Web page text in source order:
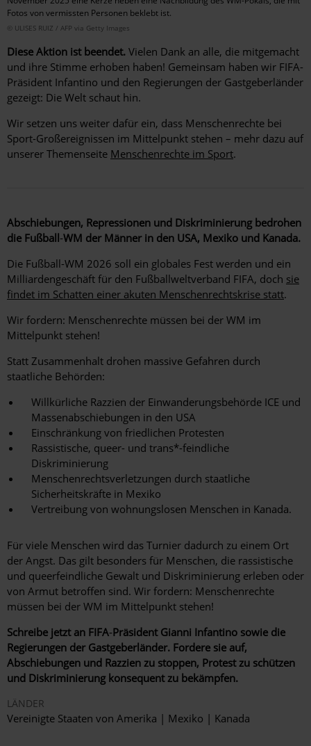
Fotos von vermissten Personen beklebt ist.
© ULISES RUIZ / AFP via Getty Images
Diese Aktion ist beendet. Vielen Dank an alle, die mitgemacht
und ihre Stimme erhoben haben! Gemeinsam haben wir FIFA-
Präsident Infantino und den Regierungen der Gastgeberländer
gezeigt: Die Welt schaut hin.
Wir setzen uns weiter dafür ein, dass Menschenrechte bei
Sport-Großereignissen im Mittelpunkt stehen – mehr dazu auf
unserer Themenseite Menschenrechte im Sport.
Abschiebungen, Repressionen und Diskriminierung bedrohen
die Fußball‑WM der Männer in den USA, Mexiko und Kanada.
Die Fußball-WM 2026 soll ein globales Fest werden und ein
Milliardengeschäft für den Fußballweltverband FIFA, doch sie
findet im Schatten einer akuten Menschenrechtskrise statt.
Wir fordern: Menschenrechte müssen bei der WM im
Mittelpunkt stehen!
Statt Zusammenhalt drohen massive Gefahren durch
staatliche Behörden:
Willkürliche Razzien der Einwanderungsbehörde ICE und
Massenabschiebungen in den USA
Einschränkung von friedlichen Protesten
Rassistische, queer- und trans*-feindliche
Diskriminierung
Menschenrechtsverletzungen durch staatliche
Sicherheitskräfte in Mexiko
Vertreibung von wohnungslosen Menschen in Kanada.
Für viele Menschen wird das Turnier dadurch zu einem Ort
der Angst. Das gilt besonders für Menschen, die rassistische
und queerfeindliche Gewalt und Diskriminierung erleben oder
von Armut betroffen sind. Wir fordern: Menschenrechte
müssen bei der WM im Mittelpunkt stehen!
Schreibe jetzt an FIFA‑Präsident Gianni Infantino sowie die
Regierungen der Gastgeberländer. Fordere sie auf,
Abschiebungen und Razzien zu stoppen, Protest zu schützen
und Diskriminierung konsequent zu bekämpfen.
LÄNDER
Vereinigte Staaten von Amerika | Mexiko | Kanada